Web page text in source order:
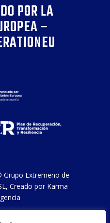
POR LA
–
Grupo Extremeño de
, Creado por Karma